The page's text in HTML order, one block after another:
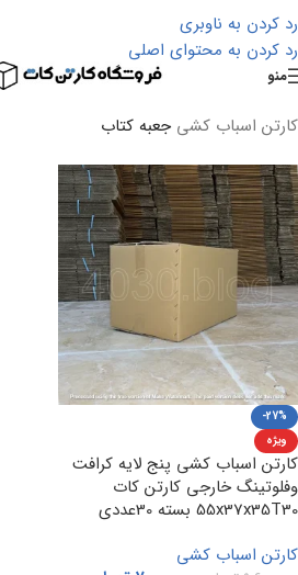
رد کردن به ناوبری
رد کردن به محتوای اصلی
منو
کارتن اسباب کشی جعبه کتاب
-27%
ویژه
کارتن اسباب کشی پنج لایه کرافت
وفلوتینگ خارجی کارتن کات
55x37x35T30 بسته 30عددی
کارتن اسباب کشی